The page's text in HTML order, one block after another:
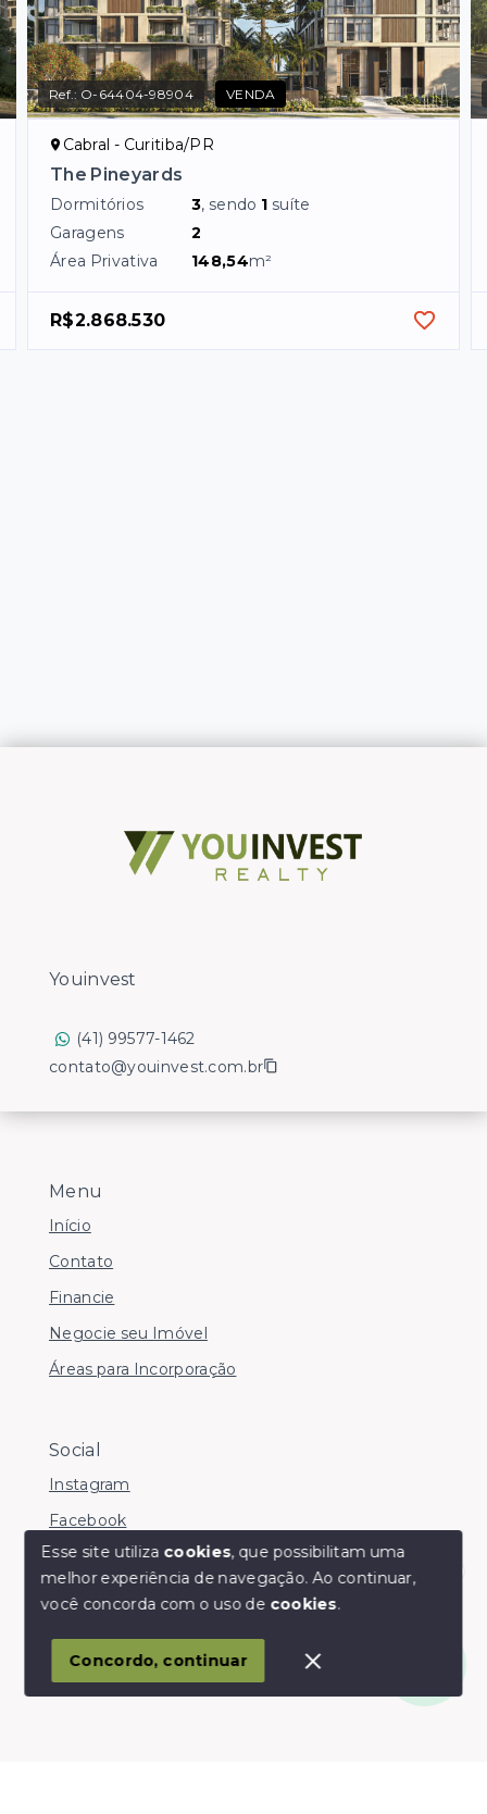
Ref.: O-64404-98904 VENDA
Cabral - Curitiba/PR
The Pineyards
Dormitórios 3, sendo 1 suíte
Garagens
2
Área Privativa
148,54m²
R$2.868.530
Olá! somos da Linkmob, como podemos ajudar?
Menu
Início
Contato
Financie
Negocie seu Imóvel
Áreas para Incorporação
Social
Instagram
Facebook
© Copyright 2026 - Youinvest - Todos os direitos
SITE PARA IMOBILIARIA
Youinvest
(41) 99577-1462
contato@youinvest.com.br
Esse site utiliza cookies, que possibilitam uma
melhor experiência de navegação.Ao continuar,
você concorda com o uso de cookies.
Concordo, continuar